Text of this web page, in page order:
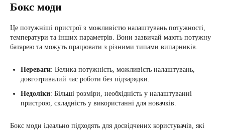
Бокс моди
Це потужніші пристрої з можливістю налаштувань потужності,
температури та інших параметрів. Вони зазвичай мають потужну
батарею та можуть працювати з різними типами випарників.
Переваги: Велика потужність, можливість налаштувань,
довготривалий час роботи без підзарядки.
Недоліки: Більші розміри, необхідність у налаштуванні
пристрою, складність у використанні для новачків.
Бокс моди ідеально підходять для досвідчених користувачів, які